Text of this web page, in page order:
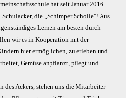
hat seit Januar 2016
Schulacker, die „Schimper Scholle“! Aus
Lernen am besten durch
wir es in Kooperation mit der
hier ermöglichen, zu erleben und
Gemüse anpflanzt, pflegt und
des Ackers, stehen uns die Mitarbeiter